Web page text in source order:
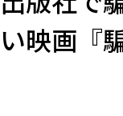
映画『